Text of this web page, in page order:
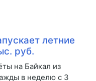
летние
руб.
на Байкал из
в неделю с 3